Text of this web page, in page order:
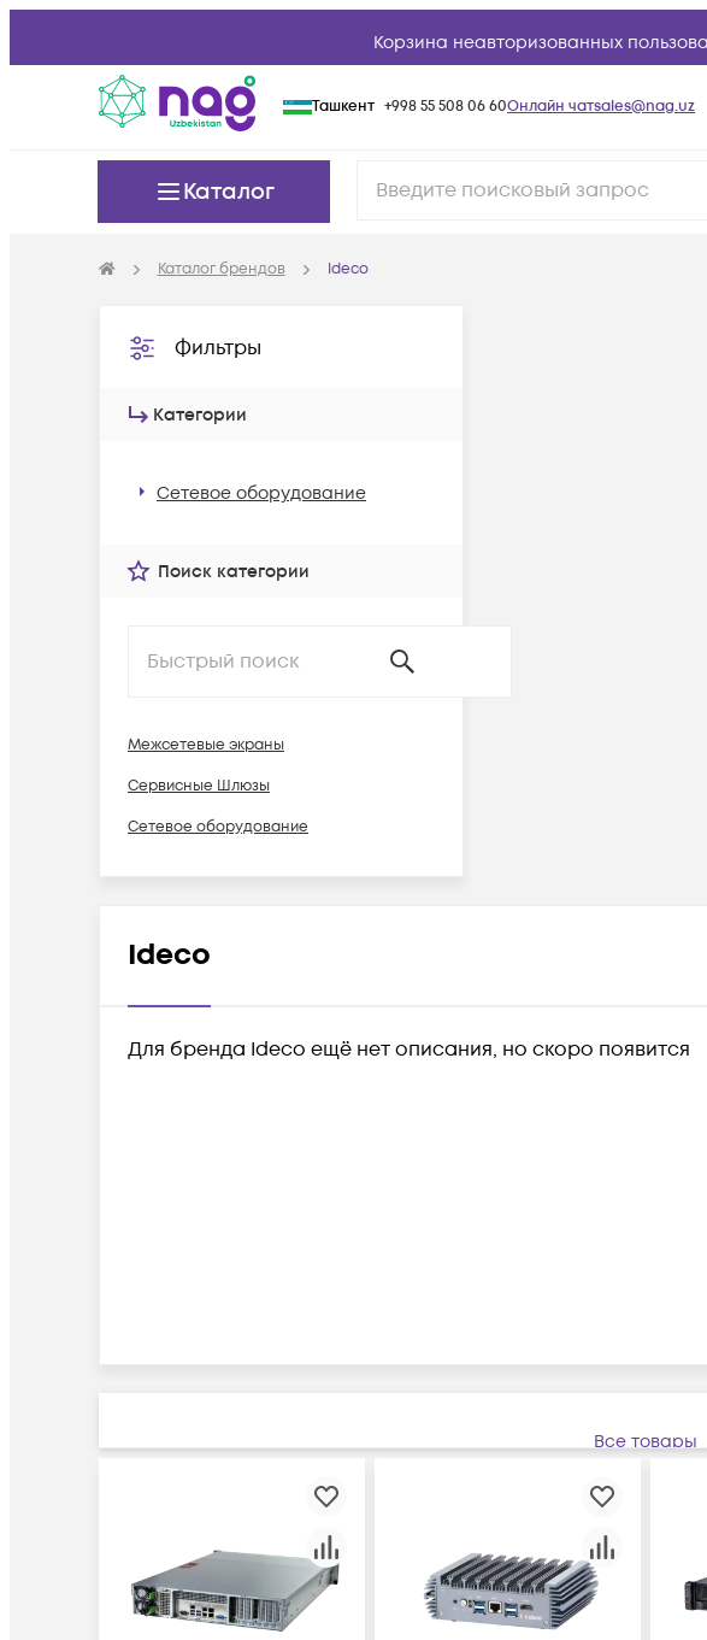
Корзина неавторизованных
Ташкент +998 55 508 06 60Онлайн чатsales@nag.uz
Каталог
Каталог брендов Ideco
Фильтры
Категории
Сетевое оборудование
Поиск категории
Межсетевые экраны
Сервисные Шлюзы
Сетевое оборудование
Ideco
Для бренда Ideco ещё нет описания, но скоро появится
Все товары